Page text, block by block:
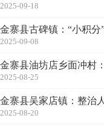
2025-09-18
金寨县古碑镇：“小积分
2025-09-08
金寨县油坊店乡面冲村
2025-08-25
金寨县吴家店镇：整治
2025-08-20